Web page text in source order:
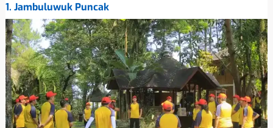
1. Jambuluwuk Puncak